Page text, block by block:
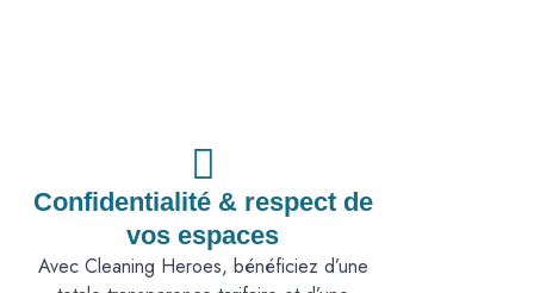
Confidentialité & respect de
vos espaces
Avec Cleaning Heroes, bénéficiez d’une